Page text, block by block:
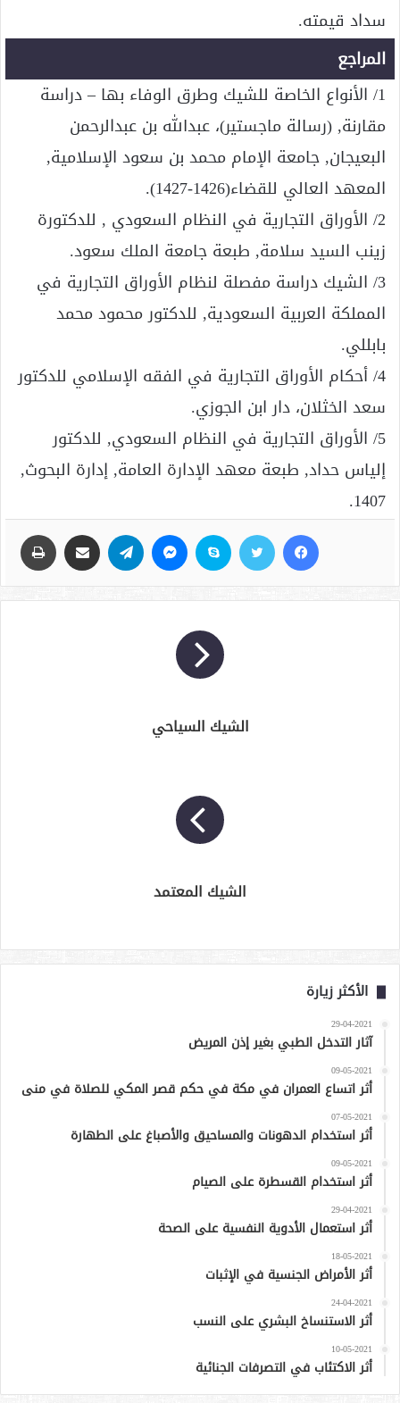
سداد قيمته.
المراجع
1/ الأنواع الخاصة للشيك وطرق الوفاء بها – دراسة
مقارنة, (رسالة ماجستير)، عبدالله بن عبدالرحمن
البعيجان, جامعة الإمام محمد بن سعود الإسلامية,
المعهد العالي للقضاء(1426-1427).
2/ الأوراق التجارية في النظام السعودي , للدكتورة
زينب السيد سلامة, طبعة جامعة الملك سعود.
3/ الشيك دراسة مفصلة لنظام الأوراق التجارية في
المملكة العربية السعودية, للدكتور محمود محمد
بابللي.
4/ أحكام الأوراق التجارية في الفقه الإسلامي للدكتور
سعد الخثلان، دار ابن الجوزي.
5/ الأوراق التجارية في النظام السعودي, للدكتور
إلياس حداد, طبعة معهد الإدارة العامة, إدارة البحوث,
1407.
الشيك السياحي
الشيك المعتمد
الأكثر زيارة
29-04-2021
آثار التدخل الطبي بغير إذن المريض
09-05-2021
أثر اتساع العمران في مكة في حكم قصر المكي للصلاة في منى
07-05-2021
أثر استخدام الدهونات والمساحيق والأصباغ على الطهارة
09-05-2021
أثر استخدام القسطرة على الصيام
29-04-2021
أثر استعمال الأدوية النفسية على الصحة
18-05-2021
أثر الأمراض الجنسية في الإثبات
24-04-2021
أثر الاستنساخ البشري على النسب
10-05-2021
أثر الاكتئاب في التصرفات الجنائية